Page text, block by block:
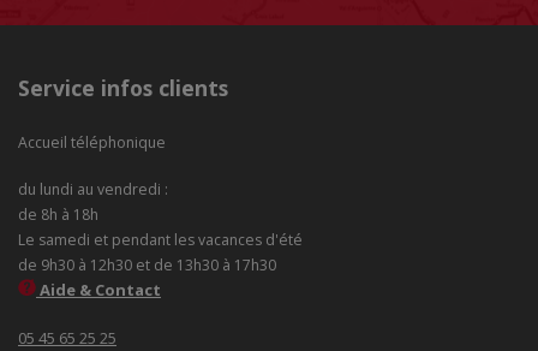
Service infos clients
Accueil téléphonique
du lundi au vendredi :
de 8h à 18h
Le samedi et pendant les vacances d'été
de 9h30 à 12h30 et de 13h30 à 17h30
Aide & Contact
05 45 65 25 25